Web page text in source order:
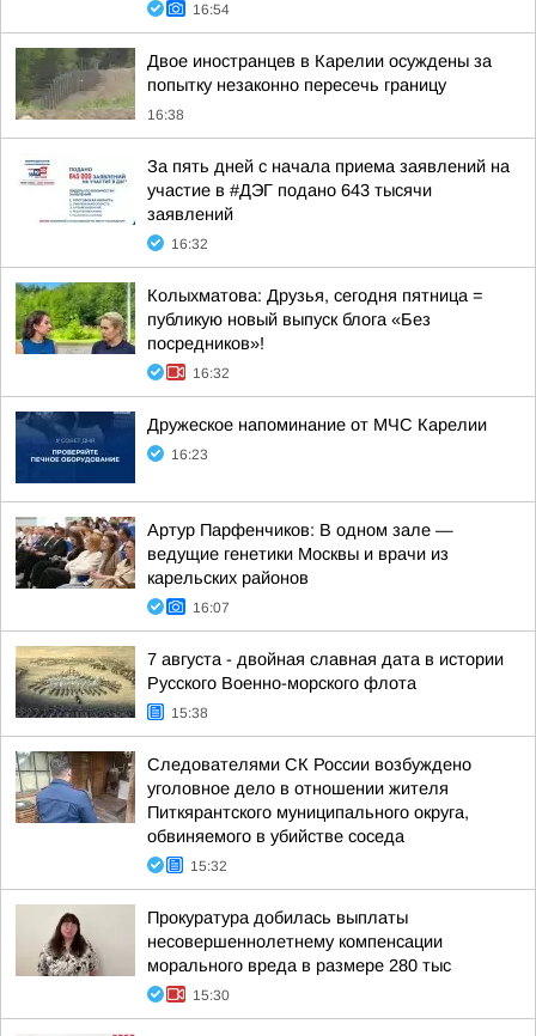
16:54
Двое иностранцев в Карелии осуждены за
попытку незаконно пересечь границу
16:38
За пять дней с начала приема заявлений на
участие в #ДЭГ подано 643 тысячи
заявлений
16:32
Колыхматова: Друзья, сегодня пятница =
публикую новый выпуск блога «Без
посредников»!
16:32
Дружеское напоминание от МЧС Карелии
16:23
Артур Парфенчиков: В одном зале —
ведущие генетики Москвы и врачи из
карельских районов
16:07
7 августа - двойная славная дата в истории
Русского Военно-морского флота
15:38
Следователями СК России возбуждено
уголовное дело в отношении жителя
Питкярантского муниципального округа,
обвиняемого в убийстве соседа
15:32
Прокуратура добилась выплаты
несовершеннолетнему компенсации
морального вреда в размере 280 тыс
15:30